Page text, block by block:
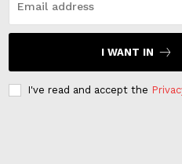
I WANT IN
I've read and accept the